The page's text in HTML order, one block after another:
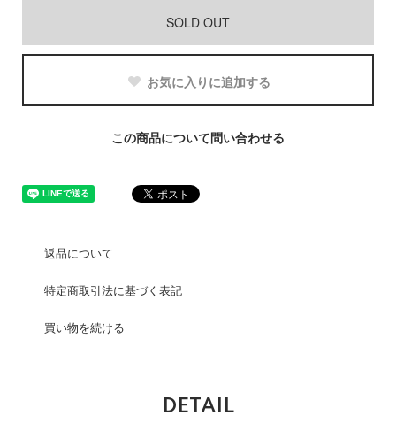
SOLD OUT
お気に入りに追加する
この商品について問い合わせる
返品について
特定商取引法に基づく表記
買い物を続ける
DETAIL